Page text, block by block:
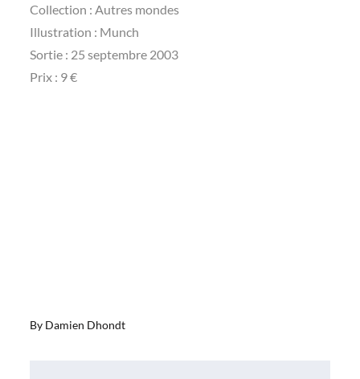
Collection : Autres mondes
Illustration : Munch
Sortie : 25 septembre 2003
Prix : 9 €
By Damien Dhondt